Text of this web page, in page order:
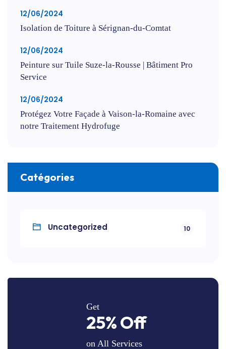
12/06/2024
Isolation de Toiture à Sérignan-du-Comtat
12/06/2024
Peinture sur Tuile Suze-la-Rousse | Bâtiment Pro
Service
12/06/2024
Protégez Votre Façade à Vaison-la-Romaine avec
notre Traitement Hydrofuge
Catégories
Uncategorized 10
Get
25% Off
on All Services